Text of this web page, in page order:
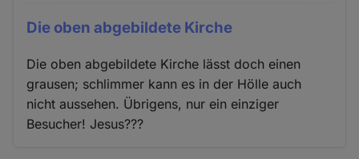
Die oben abgebildete Kirche
Die oben abgebildete Kirche lässt doch einen
grausen; schlimmer kann es in der Hölle auch
nicht aussehen. Übrigens, nur ein einziger
Besucher! Jesus???